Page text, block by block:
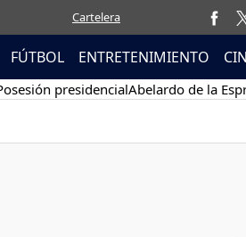
Cartelera
FÚTBOL ENTRETENIMIENTO
presidencialAbelardo de la